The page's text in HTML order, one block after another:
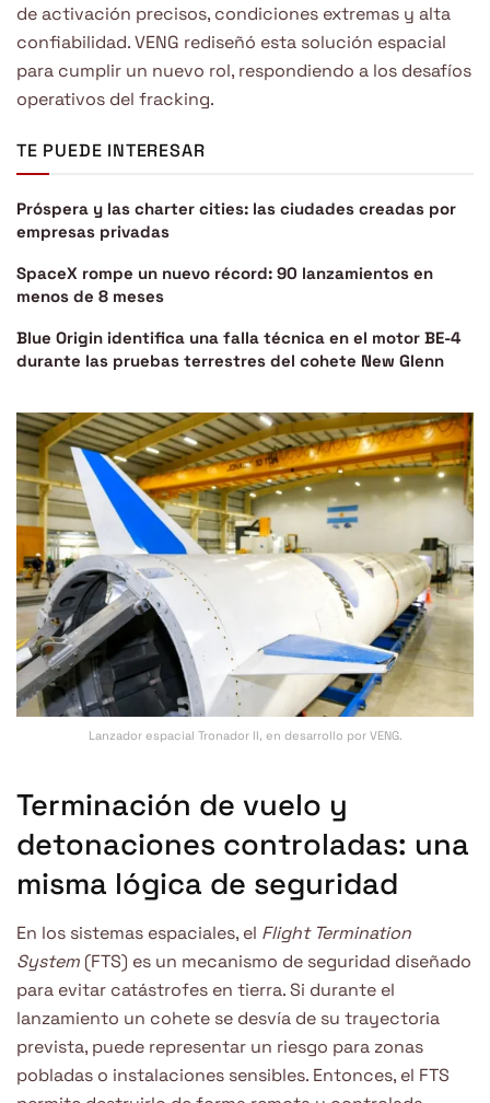
de activación precisos, condiciones extremas y alta
confiabilidad. VENG rediseñó esta solución espacial
para cumplir un nuevo rol, respondiendo a los desafíos
operativos del fracking.
TE PUEDE INTERESAR
Próspera y las charter cities: las ciudades creadas por
empresas privadas
SpaceX rompe un nuevo récord: 90 lanzamientos en
menos de 8 meses
Blue Origin identifica una falla técnica en el motor BE-4
durante las pruebas terrestres del cohete New Glenn
Lanzador espacial Tronador II, en desarrollo por VENG.
Terminación de vuelo y
detonaciones controladas: una
misma lógica de seguridad
En los sistemas espaciales, el Flight Termination
System (FTS) es un mecanismo de seguridad diseñado
para evitar catástrofes en tierra. Si durante el
lanzamiento un cohete se desvía de su trayectoria
prevista, puede representar un riesgo para zonas
pobladas o instalaciones sensibles. Entonces, el FTS